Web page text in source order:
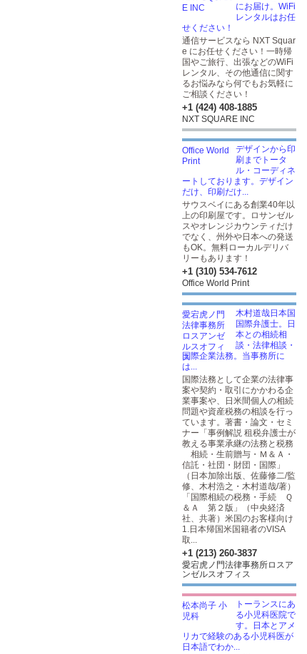
にお届け。WiFi
レンタルはお任
せください！
通信サービスなら NXT Squar
e にお任せください！一時帰
国やご旅行、出張などのWiFi
レンタル、その他通信に関す
るお悩みなら何でもお気軽に
ご相談ください！
+1 (424) 408-1885
NXT SQUARE INC
デザインから印
刷までトータ
ル・コーディネ
ートしております。デザイン
だけ、印刷だけ...
サウスベイにある創業40年以
上の印刷屋です。ロサンゼル
スやオレンジカウンティだけ
でなく、州外や日本への発送
もOK。無料ローカルデリバ
リーもあります！
+1 (310) 534-7612
Office World Print
木村道哉日本国
国際弁護士。日
本との相続相
談・法律相談・
国際企業法務。当事務所に
は...
国際法務として企業の法律事
案や契約・取引にかかわる企
業事案や、日米間個人の相続
問題や資産税務の相談を行っ
ています。著書・論文・セミ
ナー「事例解説 租税弁護士が
教える事業承継の法務と税務
相続・生前贈与・Ｍ＆Ａ・
信託・社団・財団・国際」
（日本加除出版、佐藤修二/監
修、木村浩之・木村道哉/著）
「国際相続の税務・手続 Ｑ
＆Ａ 第２版」（中央経済
社、共著）米国のお客様向け
1.日本帰国米国籍者のVISA
取...
+1 (213) 260-3837
愛宕虎ノ門法律事務所ロスア
ンゼルスオフィス
トーランスにあ
る小児科医院で
す。日本とアメ
リカで経験のある小児科医が
日本語でわか...